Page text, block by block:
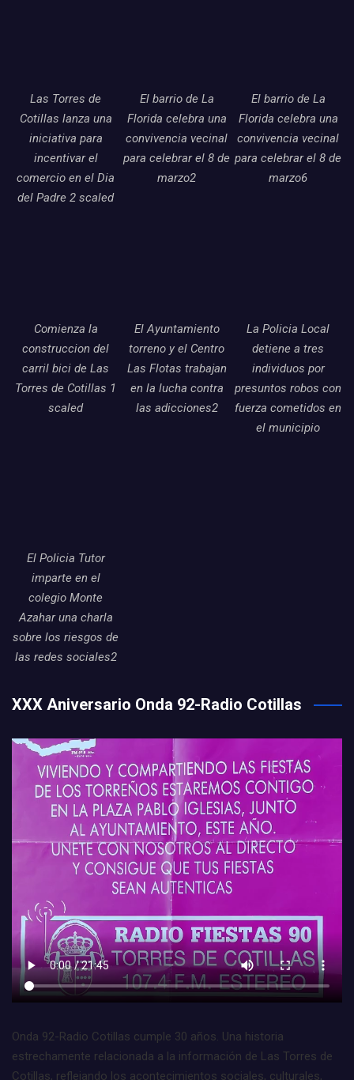
Las Torres de
Cotillas lanza una
iniciativa para
incentivar el
comercio en el Dia
del Padre 2 scaled
El barrio de La
Florida celebra una
convivencia vecinal
para celebrar el 8 de
marzo2
El barrio de La
Florida celebra una
convivencia vecinal
para celebrar el 8 de
marzo6
Comienza la
construccion del
carril bici de Las
Torres de Cotillas 1
scaled
El Ayuntamiento
torreno y el Centro
Las Flotas trabajan
en la lucha contra
las adicciones2
La Policia Local
detiene a tres
individuos por
presuntos robos con
fuerza cometidos en
el municipio
El Policia Tutor
imparte en el
colegio Monte
Azahar una charla
sobre los riesgos de
las redes sociales2
XXX Aniversario Onda 92-Radio Cotillas
Onda 92-Radio Cotillas cumple 30 años. Una historia
estrechamente relacionada a la información de Las Torres de
Cotillas, reflejando los acontecimientos sociales, culturales,